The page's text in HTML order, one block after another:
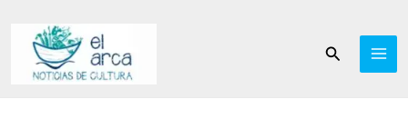
contenido
Buscar